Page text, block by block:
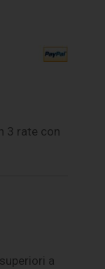
3 rate con
a